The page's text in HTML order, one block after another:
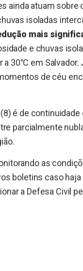
ainda atuam
isoladas
mais
e chuvas
30°C em
de céu
é de
parcialmente
as
boletins caso
a Defesa Civil